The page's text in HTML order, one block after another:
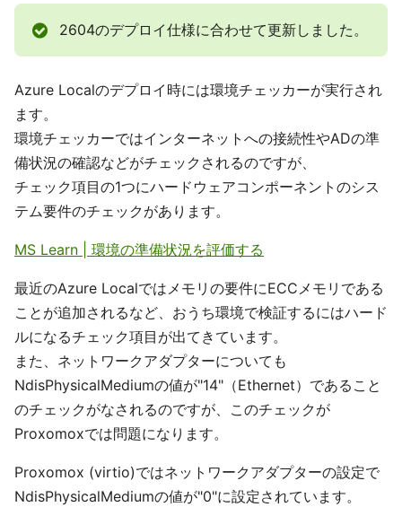
2604のデプロイ仕様に合わせて更新しました。
Azure Localのデプロイ時には環境チェッカーが実行され
ます。
環境チェッカーではインターネットへの接続性やADの準
備状況の確認などがチェックされるのですが、
チェック項目の1つにハードウェアコンポーネントのシス
テム要件のチェックがあります。
MS Learn | 環境の準備状況を評価する
最近のAzure Localではメモリの要件にECCメモリである
ことが追加されるなど、おうち環境で検証するにはハード
ルになるチェック項目が出てきています。
また、ネットワークアダプターについても
NdisPhysicalMediumの値が"14"（Ethernet）であること
のチェックがなされるのですが、このチェックが
Proxomoxでは問題になります。
Proxomox (virtio)ではネットワークアダプターの設定で
NdisPhysicalMediumの値が"0"に設定されています。